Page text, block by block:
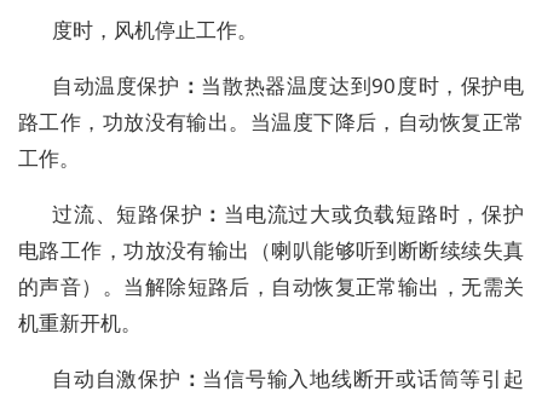
度时，风机停止工作。
自动温度保护 ： 当散热器温度达到90度时，保护电
路工作，功放没有输出。 当温度下降后，自动恢复正常
工作。
过流、短路保护 ： 当电流过大或负载短路时，保护
电路工作，功放没有输出
（喇叭能够听到断断续续失真
的声音） 。 当解除短路后，自动恢复正常输出，无需关
机重新开机。
自动自激保护 ： 当信号输入地线断开或话筒等引起